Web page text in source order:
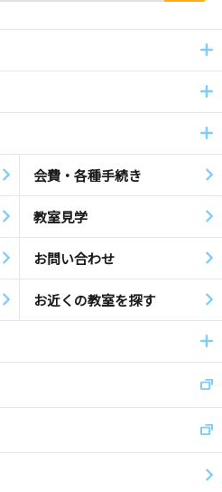
会費・各種手続き
教室見学
お問い合わせ
お近くの教室を探す